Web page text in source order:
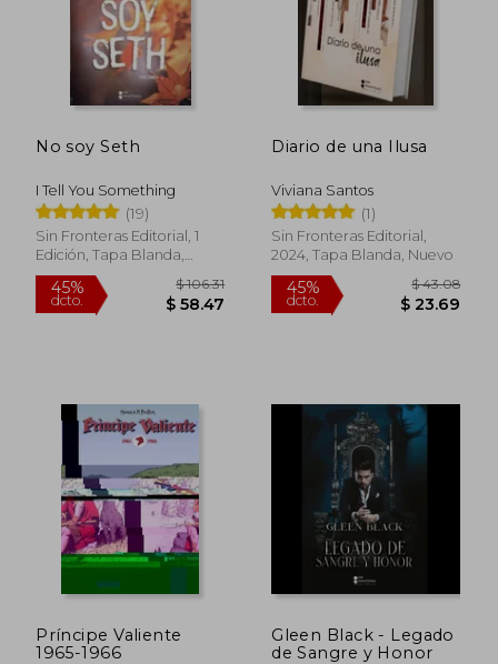
No soy Seth
I Tell You Something
(19)
Sin Fronteras Editorial, 1
Edición, Tapa Blanda,
Nuevo
45%
dcto.
$ 106.31
$ 58.47
Diario de una Ilusa
Viviana Santos
(1)
Sin Fronteras Editorial,
2024, Tapa Blanda, Nuevo
45%
dcto.
Príncipe Valiente
1965-1966
Gleen Black - Legado
de Sangre y Honor